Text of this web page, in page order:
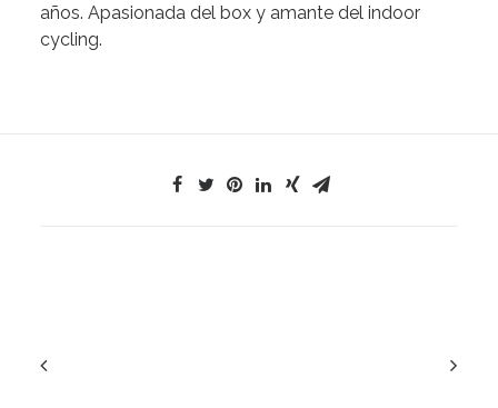
años. Apasionada del box y amante del indoor
cycling.